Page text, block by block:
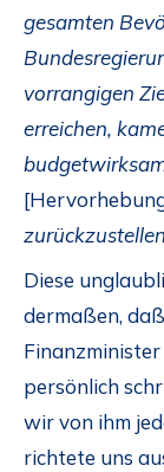
gesamten
vorrangigen
erreichen,
Diese
dermaßen,
persönlich
wir von ihm
richtete uns